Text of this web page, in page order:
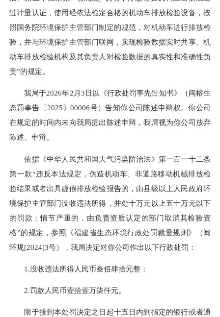
过计量认证，使用经依法检定合格的机动车排放检验设备，按
照国务院环境保护主管部门制定的规范，对机动车进行排放检
验，并与环境保护主管部门联网，实现检验数据实时共享。机
动车排放检验机构及其负责人对检验数据的真实性和准确性负
责”的规定。
我局于2026年2月3日以《行政处罚事先告知书》（闽榕生
态罚事告〔2025〕00006号）告知你公司陈述申辩权。你公司
在规定的时间内未向我局提出陈述申辩，我局视为你公司放弃
陈述、申辩。
依据《中华人民共和国大气污染防治法》第一百一十二条
第一款“违反本法规定，伪造机动车、非道路移动机械排放检
验结果或者出具虚假排放检验报告的，由县级以上人民政府环
境保护主管部门没收违法所得，并处十万元以上五十万元以下
的罚款；情节严重的，由负责资质认定的部门取消其检验资
格”的规定，参照《福建省生态环境行政处罚裁量规则》（闽
环规[2024]3号），我局决定对你公司作出以下行政处罚：
1.没收违法所得人民币叁佰肆拾元整；
2.罚款人民币壹拾壹万柒仟元。
限于接到本处罚决定之日起十五日内到指定的银行或者通